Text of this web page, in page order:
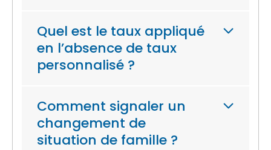
Quel est le taux appliqué
en l’absence de taux
personnalisé ?
Comment signaler un
changement de
situation de famille ?